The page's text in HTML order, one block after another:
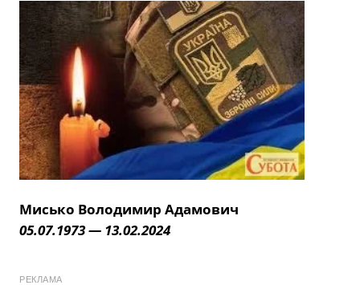
Мисько Володимир Адамович
05.07.1973 — 13.02.2024
РЕКЛАМА